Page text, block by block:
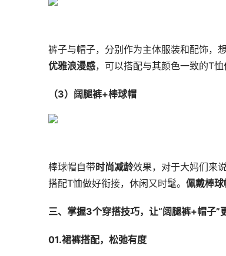
裤子与帽子，分别作为主体服装和配饰，
优雅浪漫感，可以搭配与其颜色一致的T恤
（3）阔腿裤+棒球帽
棒球帽自带时尚减龄效果，对于大妈们来
搭配T恤做好衔接，休闲又时髦。 佩戴棒
三、掌握3个穿搭技巧，让“阔腿裤+帽子”
01.裙裤搭配，松弛有度